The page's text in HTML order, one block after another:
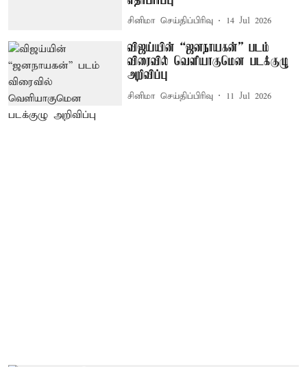
சினிமா செய்திப்பிரிவு 14 Jul 2026
விஜய்யின் “ஜனநாயகன்” படம்
விரைவில் வெளியாகுமென படக்குழு
அறிவிப்பு
சினிமா செய்திப்பிரிவு 11 Jul 2026